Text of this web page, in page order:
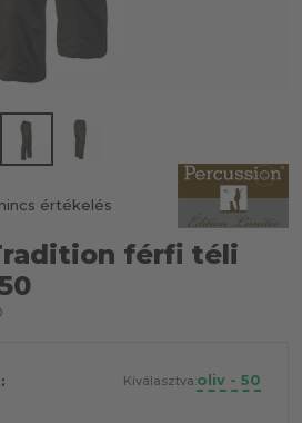
értékelés
férfi téli
Kiválasztva:oliv - 50